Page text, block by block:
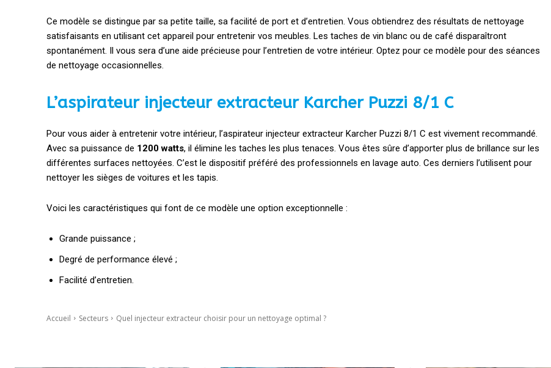
Ce modèle se distingue par sa petite taille, sa facilité de port et d’entretien. Vous obtiendrez des résultats de nettoyage
satisfaisants en utilisant cet appareil pour entretenir vos meubles. Les taches de vin blanc ou de café disparaîtront
spontanément. Il vous sera d’une aide précieuse pour l’entretien de votre intérieur. Optez pour ce modèle pour des séances
de nettoyage occasionnelles.
L’aspirateur injecteur extracteur Karcher Puzzi 8/1 C
Pour vous aider à entretenir votre intérieur, l’aspirateur injecteur extracteur Karcher Puzzi 8/1 C est vivement recommandé.
Avec sa puissance de 1200 watts, il élimine les taches les plus tenaces. Vous êtes sûre d’apporter plus de brillance sur les
différentes surfaces nettoyées. C’est le dispositif préféré des professionnels en lavage auto. Ces derniers l’utilisent pour
nettoyer les sièges de voitures et les tapis.
Voici les caractéristiques qui font de ce modèle une option exceptionnelle :
Grande puissance ;
Degré de performance élevé ;
Facilité d’entretien.
Accueil Secteurs Quel injecteur extracteur choisir pour un nettoyage optimal ?